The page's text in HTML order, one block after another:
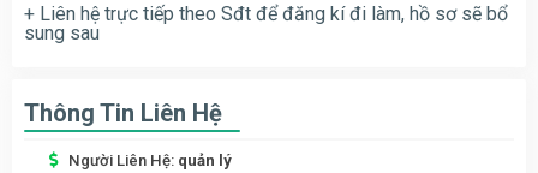
+ Liên hệ trực tiếp theo Sđt để đăng kí đi làm, hồ sơ sẽ bổ
sung sau
Thông Tin Liên Hệ
Người Liên Hệ: quản lý